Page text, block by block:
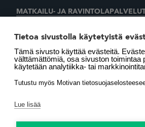
MATKAILU- JA
SUOMEN LÄMMITYSTIETO OY
LÄMMITYSENERGIA YHDISTYS RY
Tietoa sivustolla käytetyistä
Tämä sivusto käyttää evästeitä.
välttämättömiä, osa sivuston toimintaa
käytetään analytiikka- tai
Tutustu myös Motivan
Lue lisää